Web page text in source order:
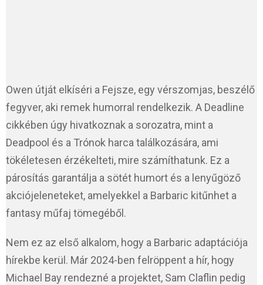
Owen útját elkíséri a Fejsze, egy vérszomjas, beszélő
fegyver, aki remek humorral rendelkezik. A Deadline
cikkében úgy hivatkoznak a sorozatra, mint a
Deadpool és a Trónok harca találkozására, ami
tökéletesen érzékelteti, mire számíthatunk. Ez a
párosítás garantálja a sötét humort és a lenyűgöző
akciójeleneteket, amelyekkel a Barbaric kitűnhet a
fantasy műfaj tömegéből.
Nem ez az első alkalom, hogy a Barbaric adaptációja
hírekbe kerül. Már 2024-ben felröppent a hír, hogy
Michael Bay rendezné a projektet, Sam Claflin pedig